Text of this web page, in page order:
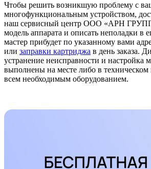
Чтобы решить возникшую проблему с
многофункциональным устройством,
наш сервисный центр ООО «АРН
модель аппарата и описать неполадки в
мастер прибудет по указанному вами
или заправки картриджа в день заказа.
устранение неисправности и настройка
выполнены на месте либо в
всем необходимым оборудованием.